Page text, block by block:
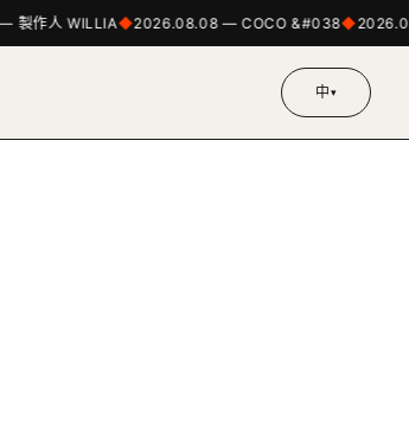
作人 WILLIA 2026.08.08 — COCO &#038
中▾